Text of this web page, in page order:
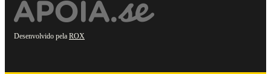
Desenvolvido pela ROX